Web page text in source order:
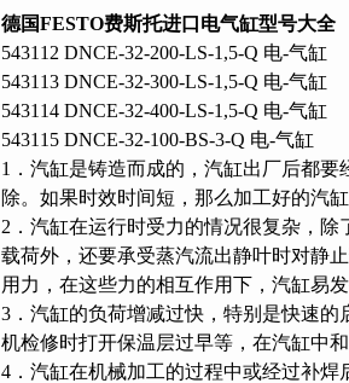
德国FESTO费斯托进口电气缸型号大全
543112 DNCE-32-200-LS-1,5-Q 电-气缸
543113 DNCE-32-300-LS-1,5-Q 电-气缸
543114 DNCE-32-400-LS-1,5-Q 电-气缸
543115 DNCE-32-100-BS-3-Q 电-气缸
1．汽缸是铸造而成的，汽缸出厂后都
除。如果时效时间短，那么加工好的汽
2．汽缸在运行时受力的情况很复杂
载荷外，还要承受蒸汽流出静叶时对
用力，在这些力的相互作用下，汽缸易
3．汽缸的负荷增减过快，特别是快速的
机检修时打开保温层过早等，在汽缸中和
4．汽缸在机械加工的过程中或经过补焊后